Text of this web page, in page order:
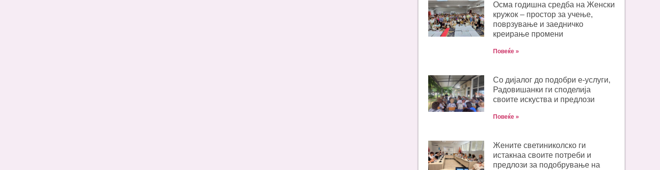
Oсма годишна средба на Женски
кружок – простор за учење,
поврзување и заедничко
креирање промени
Повеќе »
Со дијалог до подобри е-услуги,
Радовишанки ги споделија
своите искуства и предлози
Повеќе »
Жените светиниколско ги
истакнаа своите потреби и
предлози за подобрување на